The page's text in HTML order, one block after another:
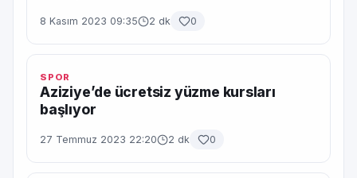
8 Kasım 2023 09:35 2 dk 0
SPOR
Aziziye’de ücretsiz yüzme kursları
başlıyor
27 Temmuz 2023 22:20 2 dk 0